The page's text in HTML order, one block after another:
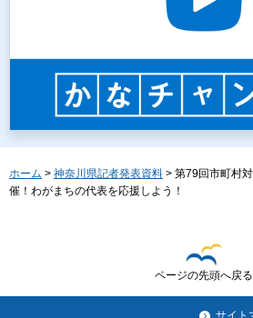
ホーム > 神奈川県記者発表資料 > 第79回市町村
催！わがまちの代表を応援しよう！
ページの先頭へ戻る
サイト